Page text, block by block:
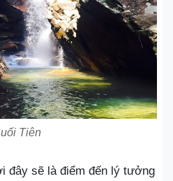
Tiên
đây sẽ là điểm đến lý tưởng